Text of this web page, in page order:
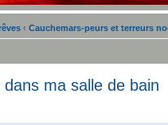
‹ Cauchemars-peurs et terreurs
ma salle de bain